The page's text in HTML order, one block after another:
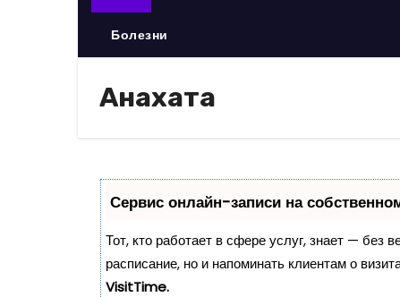
Болезни
Анахата
Сервис онлайн-записи на
Тот, кто работает в сфере услуг, знает — без
расписание, но и напоминать клиентам о
VisitTime.